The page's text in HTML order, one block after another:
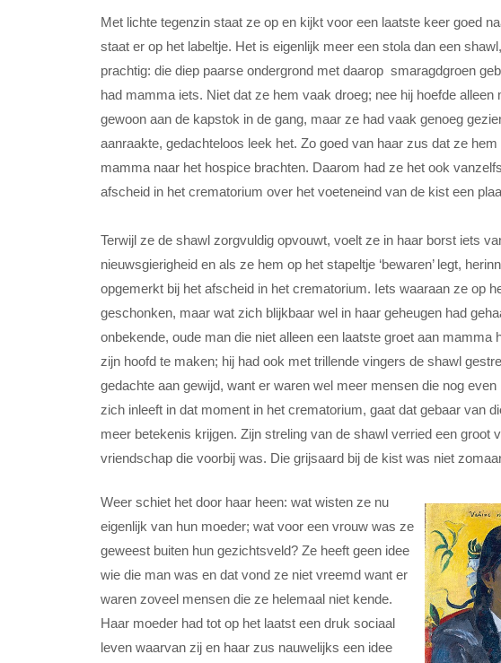
Met lichte tegenzin staat ze op en kijkt voor een laatste keer goed
staat er op het labeltje. Het is eigenlijk meer een stola dan een
prachtig: die diep paarse ondergrond met daarop smaragdgroen
had mamma iets. Niet dat ze hem vaak droeg; nee hij hoefde
gewoon aan de kapstok in de gang, maar ze had vaak genoeg
aanraakte, gedachteloos leek het. Zo goed van haar zus dat ze
mamma naar het hospice brachten. Daarom had ze het ook
afscheid in het crematorium over het voeteneind van de kist een
Terwijl ze de shawl zorgvuldig opvouwt, voelt ze in haar borst iets
nieuwsgierigheid en als ze hem op het stapeltje ‘bewaren’ legt,
opgemerkt bij het afscheid in het crematorium. Iets waaraan ze op
geschonken, maar wat zich blijkbaar wel in haar geheugen had
onbekende, oude man die niet alleen een laatste groet aan mamma
zijn hoofd te maken; hij had ook met trillende vingers de shawl
gedachte aan gewijd, want er waren wel meer mensen die nog
zich inleeft in dat moment in het crematorium, gaat dat gebaar van
meer betekenis krijgen. Zijn streling van de shawl verried een groot
vriendschap die voorbij was. Die grijsaard bij de kist was niet
Weer schiet het door haar heen: wat wisten ze nu
eigenlijk van hun moeder; wat voor een vrouw was ze
geweest buiten hun gezichtsveld? Ze heeft geen idee
wie die man was en dat vond ze niet vreemd want er
waren zoveel mensen die ze helemaal niet kende.
Haar moeder had tot op het laatst een druk sociaal
leven waarvan zij en haar zus nauwelijks een idee